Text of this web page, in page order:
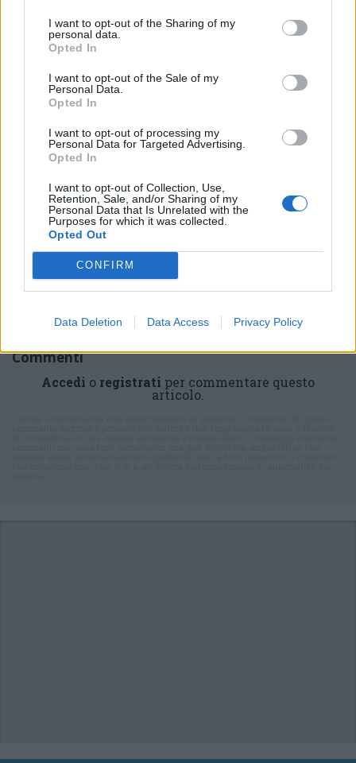
I want to opt-out of the Sharing of my
personal data.
Opted In
I want to opt-out of the Sale of my
Personal Data.
Opted In
I want to opt-out of processing my
Personal Data for Targeted Advertising.
Opted In
I want to opt-out of Collection, Use,
Retention, Sale, and/or Sharing of my
Personal Data that Is Unrelated with the
Purposes for which it was collected.
Opted Out
CONFIRM
Data Deletion Data Access Privacy Policy
LEGGI GLI ALTRI ARTICOLI DI
Selezioniamo per te
Il meglio di
Iscriviti alla
newsletter
Commenti
Accedi o registrati per commentare questo
articolo.